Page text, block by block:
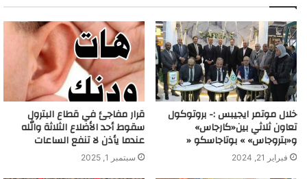
خلال موتمر ايجيبس :- بروتوكول
تعاون ثلاثي بين«كارجاس»
و«بتروجاس» » بوتاجاسكو «
فبراير 21, 2024
قرار مفاجئ في قطاع البترول
سقوط أحد الأضلاع الثلاثة والله
عندما يأذن لا تنفع الساعات
سبتمبر 1, 2025